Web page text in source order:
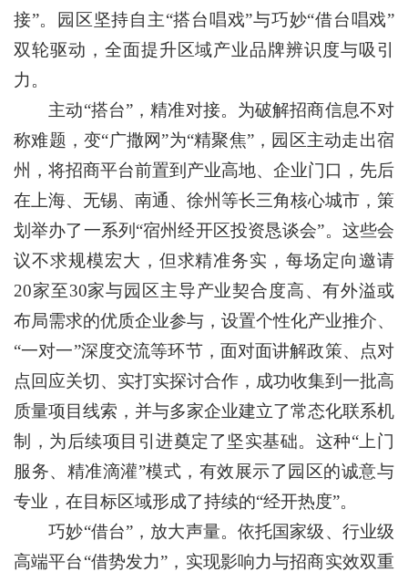
接”。园区坚持自主“搭台唱戏”与巧妙“借台唱戏”
双轮驱动，全面提升区域产业品牌辨识度与吸引
力。
主动“搭台”，精准对接。为破解招商信息不对
称难题，变“广撒网”为“精聚焦”，园区主动走出宿
州，将招商平台前置到产业高地、企业门口，先后
在上海、无锡、南通、徐州等长三角核心城市，策
划举办了一系列“宿州经开区投资恳谈会”。这些会
议不求规模宏大，但求精准务实，每场定向邀请
20家至30家与园区主导产业契合度高、有外溢或
布局需求的优质企业参与，设置个性化产业推介、
“一对一”深度交流等环节，面对面讲解政策、点对
点回应关切、实打实探讨合作，成功收集到一批高
质量项目线索，并与多家企业建立了常态化联系机
制，为后续项目引进奠定了坚实基础。这种“上门
服务、精准滴灌”模式，有效展示了园区的诚意与
专业，在目标区域形成了持续的“经开热度”。
巧妙“借台”，放大声量。依托国家级、行业级
高端平台“借势发力”，实现影响力与招商实效双重